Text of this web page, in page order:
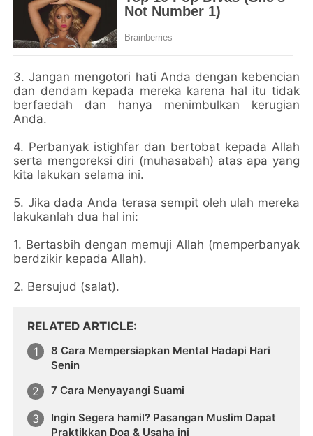
3. Jangan mengotori hati Anda dengan kebencian
dan dendam kepada mereka karena hal itu tidak
berfaedah dan hanya menimbulkan kerugian
Anda.
4. Perbanyak istighfar dan bertobat kepada Allah
serta mengoreksi diri (muhasabah) atas apa yang
kita lakukan selama ini.
5. Jika dada Anda terasa sempit oleh ulah mereka
lakukanlah dua hal ini:
1. Bertasbih dengan memuji Allah (memperbanyak
berdzikir kepada Allah).
2. Bersujud (salat).
RELATED ARTICLE
8 Cara Mempersiapkan Mental Hadapi Hari
Senin
7 Cara Menyayangi Suami
Ingin Segera hamil? Pasangan Muslim Dapat
Praktikkan Doa & Usaha ini